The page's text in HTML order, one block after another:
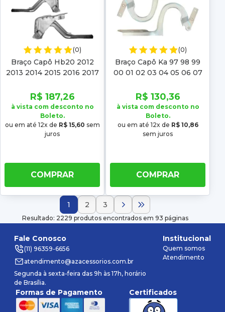
(0)
Braço Capô Hb20 2012
2013 2014 2015 2016 2017
R$ 187,26
à vista com desconto no
Boleto.
ou em até 12x de R$ 15,60 sem
juros
COMPRAR
(0)
Braço Capô Ka 97 98 99
00 01 02 03 04 05 06 07
R$ 130,36
à vista com desconto no
Boleto.
ou em até 12x de R$ 10,86
sem juros
COMPRAR
Resultado: 2229 produtos encontrados em 93 páginas
1 2 3
Fale Conosco
(11) 96359-6656
atendimento@azacessorios.com.br
Segunda à sexta-feira das 9h às 17h, horário
de Brasília.
Institucional
Quem somos
Atendimento
Formas de Pagamento Certificados